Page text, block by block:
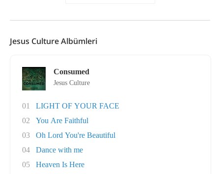
Jesus Culture Albümleri
Consumed
Jesus Culture
01
LIGHT OF YOUR FACE
02
You Are Faithful
03
Oh Lord You're Beautiful
04
Dance with me
05
Heaven Is Here